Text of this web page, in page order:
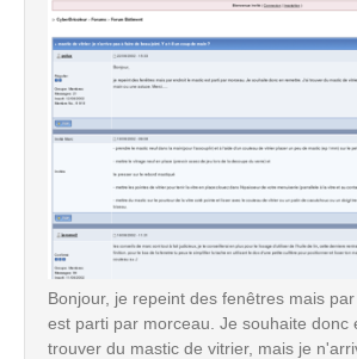
Bonjour, je repeint des fenêtres mais
est parti par morceau. Je souhaite donc
trouver du mastic de vitrier, mais je